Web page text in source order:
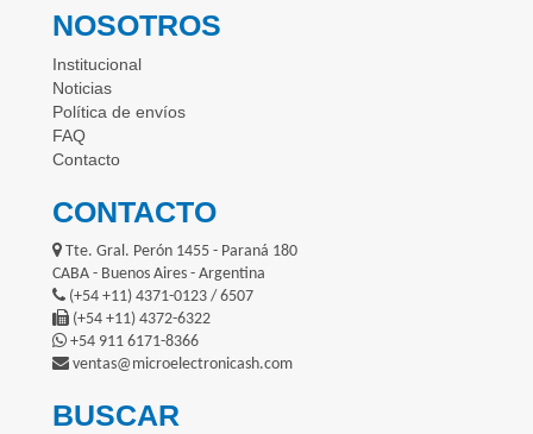
NOSOTROS
Institucional
Noticias
Política de envíos
FAQ
Contacto
CONTACTO
Tte. Gral. Perón 1455 - Paraná 180
CABA - Buenos Aires - Argentina
(+54 +11) 4371-0123 / 6507
(+54 +11) 4372-6322
+54 911 6171-8366
ventas@microelectronicash.com
BUSCAR